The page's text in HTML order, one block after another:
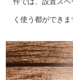
件では、設置ス
く使う都ができま